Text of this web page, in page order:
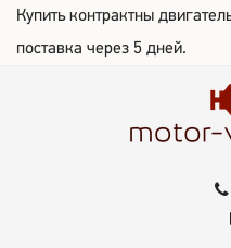
Купить контрактны
поставка через 5 дней.